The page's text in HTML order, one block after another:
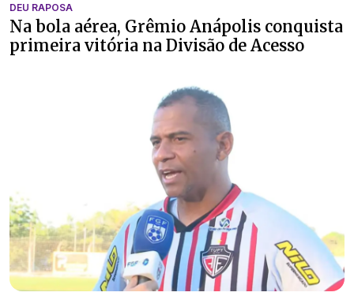
DEU RAPOSA
Na bola aérea, Grêmio Anápolis conquista
primeira vitória na Divisão de Acesso